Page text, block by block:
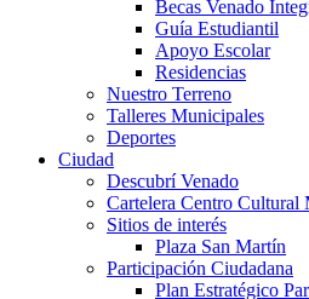
Becas Venado
Guía Estudiantil
Apoyo Escolar
Residencias
Nuestro Terreno
Talleres Municipales
Deportes
Ciudad
Descubrí Venado
Cartelera Centro Cultural
Sitios de interés
Plaza San Martín
Participación Ciudadana
Plan Estratégico